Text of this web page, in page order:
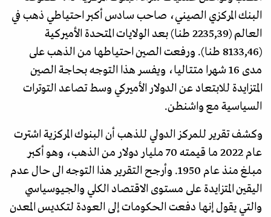
البنك المركزي الصيني، صاحب سادس أكبر احتياطي ذهب في
العالم (2235,39 طنا) بعد الولايات المتحدة الأميركية
(8133,46 طنا). ورفعت الصين احتياطها من الذهب على
مدى 16 شهرا متتاليا، ويفسر هذا التوجه بحاجة الصين
المتزايدة للابتعاد عن الدولار الأميركي وسط تصاعد التوترات
السياسية مع واشنطن.
وكشف تقرير للمركز الدولي للذهب أن البنوك المركزية اشترت
عام 2022 ما قيمته 70 مليار دولار من الذهب، وهو أكبر
مبلغ منذ عام 1950. وأرجح التقرير هذا التوجه الى حال عدم
اليقين المتزايدة على مستوى الاقتصاد الكلي والجيوسياسي
والتي يقول إنها دفعت الحكومات إلى العودة لتكديس المعدن